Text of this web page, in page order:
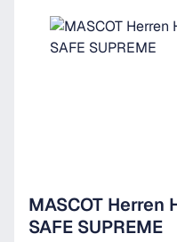
MASCOT
SAFE SUPREME